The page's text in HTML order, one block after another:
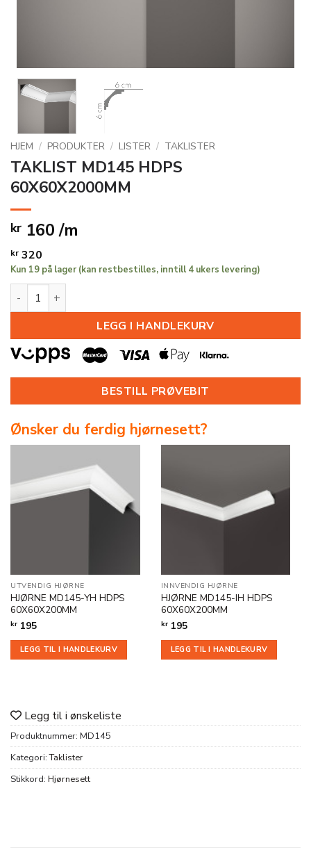
HJEM / PRODUKTER / LISTER / TAKLISTER
TAKLIST MD145 HDPS
60X60X2000MM
kr 160 /m
kr 320
Kun 19 på lager (kan restbestilles, inntill 4 ukers levering)
TAKLIST MD145 HDPS 60X60X2000MM antall
LEGG I HANDLEKURV
BESTILL PRØVEBIT
Ønsker du ferdig hjørnesett?
UTVENDIG HJØRNE
HJØRNE MD145-YH HDPS
60X60X200MM
kr 195
LEGG TIL I HANDLEKURV
INNVENDIG HJØRNE
HJØRNE MD145-IH HDPS
60X60X200MM
kr195
LEGG TIL I HANDLEKURV
Legg til i ønskeliste
Produktnummer: MD145
Kategori:Taklister
Stikkord: Hjørnesett